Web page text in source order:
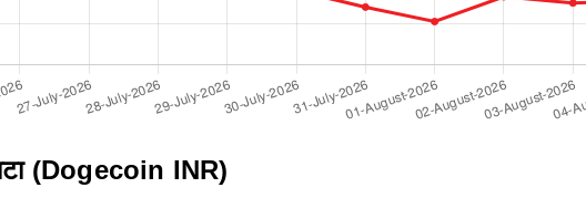
(Dogecoin INR)